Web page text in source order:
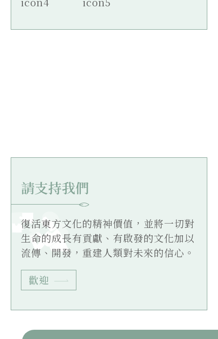
請支持我們
復活東方文化的精神價值，並將一切對
生命的成長有貢獻、有啟發的文化加以
流傳、開發，重建人類對未來的信心。
歡迎